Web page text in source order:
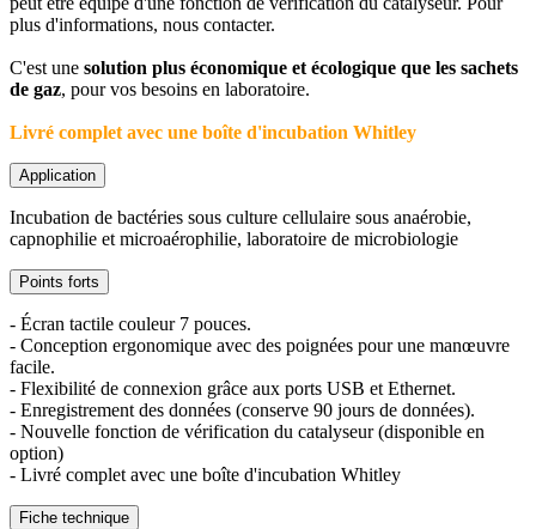
plus d'informations, nous contacter.
C'est une solution plus économique et écologique que les sachets
de gaz, pour vos besoins en laboratoire.
Livré complet avec une boîte d'incubation Whitley
Application
Incubation de bactéries sous culture cellulaire sous anaérobie,
capnophilie et microaérophilie, laboratoire de microbiologie
Points forts
- Écran tactile couleur 7 pouces.
- Conception ergonomique avec des poignées pour une manœuvre
facile.
- Flexibilité de connexion grâce aux ports USB et Ethernet.
- Enregistrement des données (conserve 90 jours de données).
- Nouvelle fonction de vérification du catalyseur (disponible en
option)
- Livré complet avec une boîte d'incubation Whitley
Fiche technique